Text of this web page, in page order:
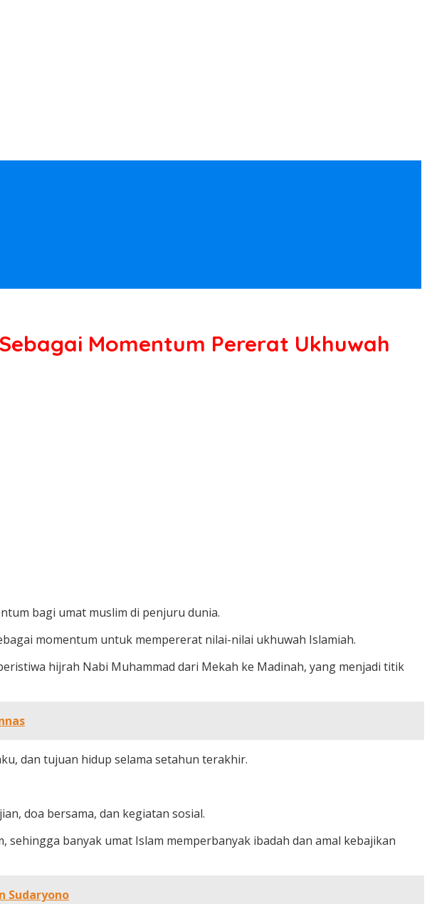
Momentum Pererat Ukhuwah
bagi umat muslim di penjuru dunia.
momentum untuk mempererat nilai-nilai ukhuwah Islamiah.
hijrah Nabi Muhammad dari Mekah ke Madinah, yang menjadi titik
dan tujuan hidup selama setahun terakhir.
doa bersama, dan kegiatan sosial.
banyak umat Islam memperbanyak ibadah dan amal kebajikan
Sudaryono